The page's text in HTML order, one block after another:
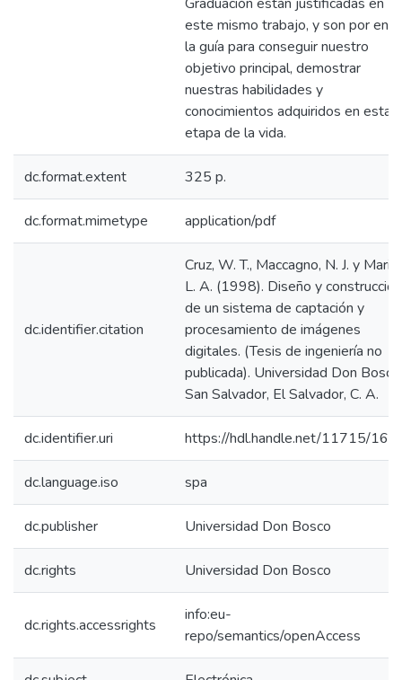
este mismo trabajo, y son por
la guía para conseguir nuestro
objetivo principal, demostrar
nuestras habilidades y
conocimientos adquiridos en esta
etapa de la vida.
dc.format.extent 325 p.
dc.format.mimetype application/pdf
dc.identifier.citation
Cruz, W. T., Maccagno, N. J. y Marin,
L. A. (1998). Diseño y construcción
de un sistema de captación y
procesamiento de imágenes
digitales. (Tesis de ingeniería no
publicada). Universidad Don Bosco,
San Salvador, El Salvador, C. A.
dc.identifier.uri https://hdl.handle.net/11715/
dc.language.iso spa
dc.publisher Universidad Don Bosco
dc.rights Universidad Don Bosco
dc.rights.accessrights
info:eu-
repo/semantics/openAccess